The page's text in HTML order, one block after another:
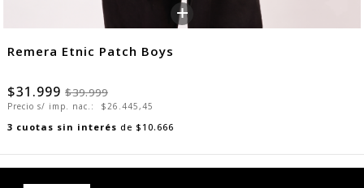
+
Remera Etnic Patch Boys
$31.999 $39.999
Precio s/ imp. nac.: $26.445,45
3 cuotas sin interés de $10.666